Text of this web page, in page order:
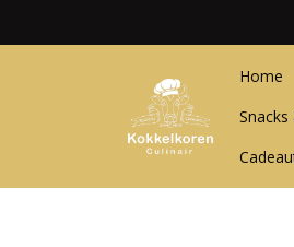
Home